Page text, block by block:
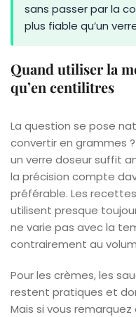
sans passer par la
plus fiable qu’un
Quand utiliser la
qu’en centilitres
La question se pose
convertir en grammes
un verre doseur suffit
la précision compte
préférable. Les
utilisent presque
ne varie pas avec la
contrairement au
Pour les crèmes, les
restent pratiques et
Mais si vous